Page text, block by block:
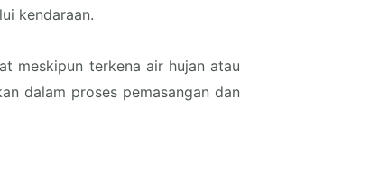
kendaraan.
meskipun terkena air hujan atau
dalam proses pemasangan dan